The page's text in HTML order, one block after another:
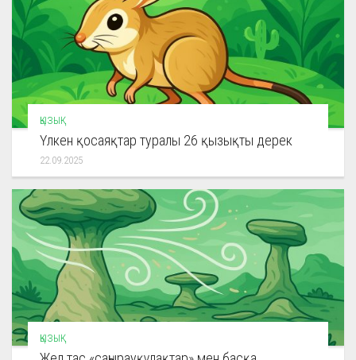
ҚЫЗЫҚ
Үлкен қосаяқтар туралы 26 қызықты дерек
22.09.2025
ҚЫЗЫҚ